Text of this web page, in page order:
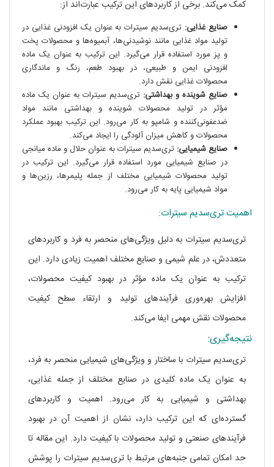
کمک می‌کند. برخی از کاربردهای این ترکیب عبارت‌اند از:
صنایع غذایی: تری‌سدیم سیترات به عنوان یک افزودنی غذایی در
تولید مواد غذایی مانند نوشیدنی‌ها، آبمیوه‌ها و محصولات پخت
و پز مورد استفاده قرار می‌گیرد. این ترکیب به عنوان یک ماده
افزودنی ایمن و طبیعی، در بهبود طعم، رنگ و ماندگاری
محصولات غذایی نقش دارد.
صنایع شوینده و بهداشتی: تری‌سدیم سیترات به عنوان یک ماده
مؤثر در تولید محصولات شوینده و بهداشتی مانند مواد
ضدعفونی‌کننده و شامپو به کار می‌رود. این ترکیب بهبود عملکرد
محصولات و کاهش میزان آلودگی را ایجاد می‌کند.
صنایع شیمیایی: تری‌سدیم سیترات به عنوان حلال و ماده میانجی
در صنایع شیمیایی مورد استفاده قرار می‌گیرد. این ترکیب در
تولید محصولات شیمیایی مختلف از جمله پلیمرها، رزین‌ها و
مواد شیمیایی پایه به کار می‌رود.
اهمیت تری‌سدیم سیترات:
تری‌سدیم سیترات به دلیل ویژگی‌های منحصر به فرد و کاربردهای
متعددش، در علم شیمی و صنایع مختلف اهمیت زیادی دارد. این
ترکیب به عنوان یک ماده مؤثر در بهبود کیفیت محصولات،
افزایش بهره‌وری فرآیندهای تولید و ارتقاء سطح کیفیت
محصولات نقش مهمی ایفا می‌کند.
نتیجه‌گیری:
تری‌سدیم سیترات با ساختار و ویژگی‌های شیمیایی منحصر به فرد،
به عنوان یک ماده کلیدی در صنایع مختلف از جمله غذایی،
بهداشتی و شیمیایی به کار می‌رود. اهمیت و کاربردهای
گسترده‌ای که این ترکیب دارد، نشان از اهمیت آن در بهبود
فرآیندهای صنعتی و تولید محصولات با کیفیت دارد. این مقاله تا
حد امکان تمامی جنبه‌های مرتبط با تری‌سدیم سیترات را پوشش